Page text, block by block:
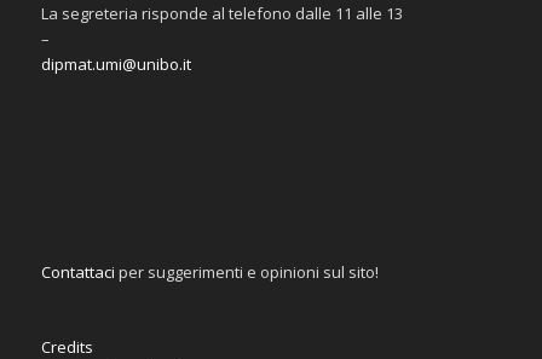
La segreteria risponde al telefono dalle 11 alle 13
–
dipmat.umi@unibo.it
Contattaci per suggerimenti e opinioni sul sito!
Credits